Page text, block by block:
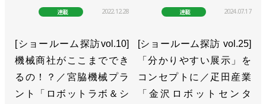
連載 2022.12.28
[ショールーム探訪vol.10]
機械商社がここまででき
るの！？／宮脇機械プラ
ント「ロボットラボ＆シ
連載 2024.07.17
[ショールーム探訪 vol.25]
「分かりやすい展示」を
コンセプトに／疋田産業
「金沢ロボットセンタ